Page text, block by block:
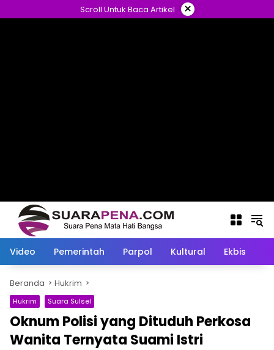
ke
Scroll Untuk Baca Artikel ×
Video Pemerintah Parpol Kultural Ekbis
Beranda Hukrim
Hukrim Suara Sulsel
Oknum Polisi yang Dituduh Perkosa
Wanita Ternyata Suami Istri